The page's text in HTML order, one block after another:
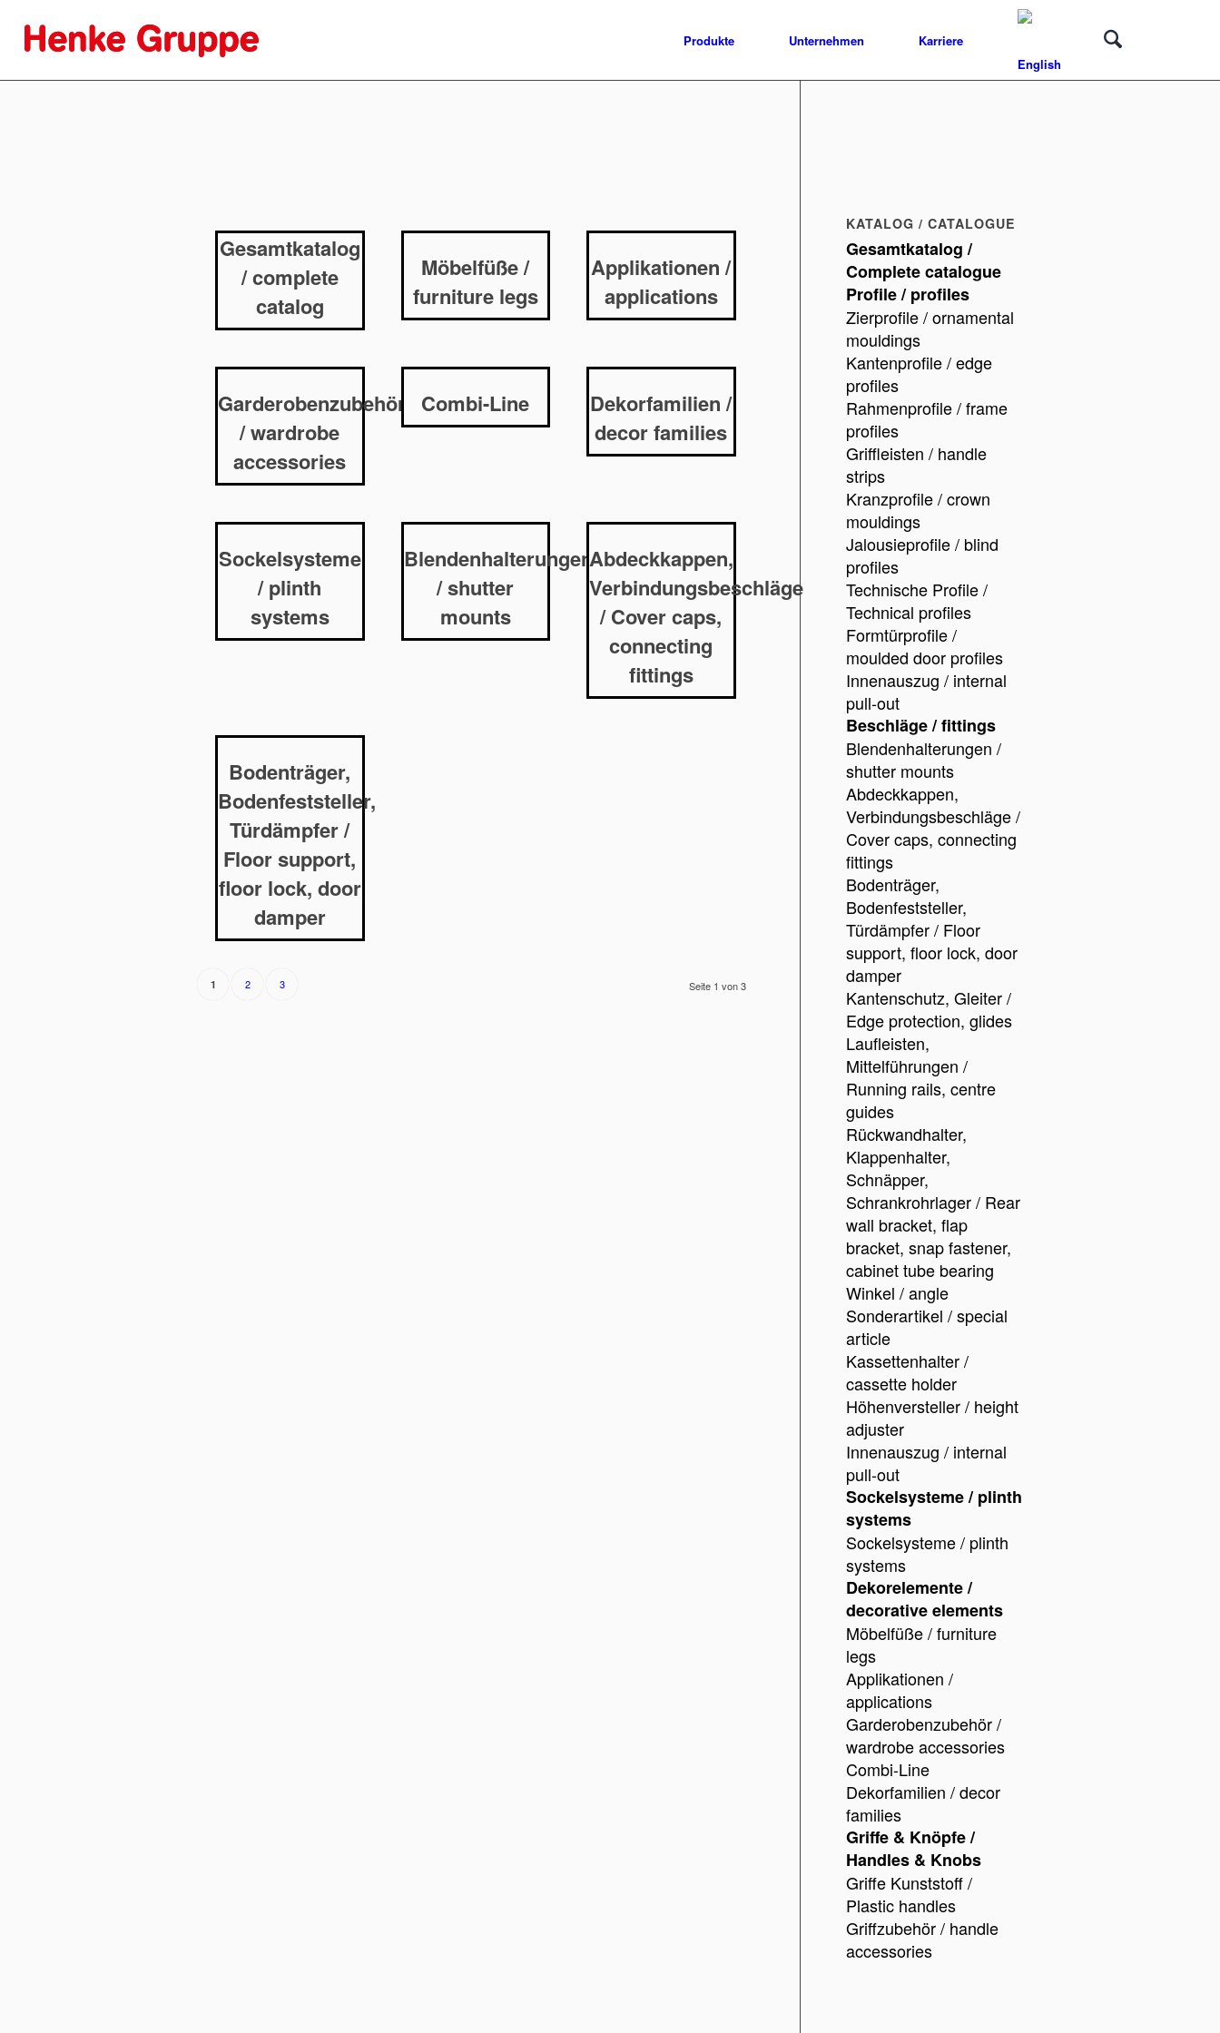
Produkte Unternehmen Karriere
Gesamtkatalog
/ complete
catalog
Möbelfüße /
furniture legs
Applikationen /
applications
Garderobenzubehör
/ wardrobe
accessories
Combi-Line
Dekorfamilien /
decor families
Sockelsysteme
/ plinth
systems
Blendenhalterungen
/ shutter
mounts
Abdeckkappen,
Verbindungsbeschläge
/ Cover caps,
connecting
fittings
Bodenträger,
Bodenfeststeller,
Türdämpfer /
Floor support,
floor lock, door
damper
Seite 1 von 3
1 2 3
KATALOG / CATALOGUE
Gesamtkatalog /
Complete catalogue
Profile / profiles
Zierprofile / ornamental
mouldings
Kantenprofile / edge
profiles
Rahmenprofile / frame
profiles
Griffleisten / handle
strips
Kranzprofile / crown
mouldings
Jalousieprofile / blind
profiles
Technische Profile /
Technical profiles
Formtürprofile /
moulded door profiles
Innenauszug / internal
pull-out
Beschläge / fittings
Blendenhalterungen /
shutter mounts
Abdeckkappen,
Verbindungsbeschläge /
Cover caps, connecting
fittings
Bodenträger,
Bodenfeststeller,
Türdämpfer / Floor
support, floor lock, door
damper
Kantenschutz, Gleiter /
Edge protection, glides
Laufleisten,
Mittelführungen /
Running rails, centre
guides
Rückwandhalter,
Klappenhalter,
Schnäpper,
Schrankrohrlager / Rear
wall bracket, flap
bracket, snap fastener,
cabinet tube bearing
Winkel / angle
Sonderartikel / special
article
Kassettenhalter /
cassette holder
Höhenversteller / height
adjuster
Innenauszug / internal
pull-out
Sockelsysteme / plinth
systems
Sockelsysteme / plinth
systems
Dekorelemente /
decorative elements
Möbelfüße / furniture
legs
Applikationen /
applications
Garderobenzubehör /
wardrobe accessories
Combi-Line
Dekorfamilien / decor
families
Griffe & Knöpfe /
Handles & Knobs
Griffe Kunststoff /
Plastic handles
Griffzubehör / handle
accessories